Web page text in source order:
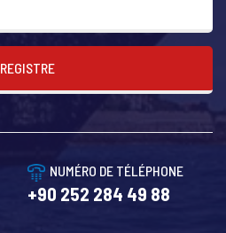
REGISTRE
NUMÉRO DE TÉLÉPHONE
+90 252 284 49 88